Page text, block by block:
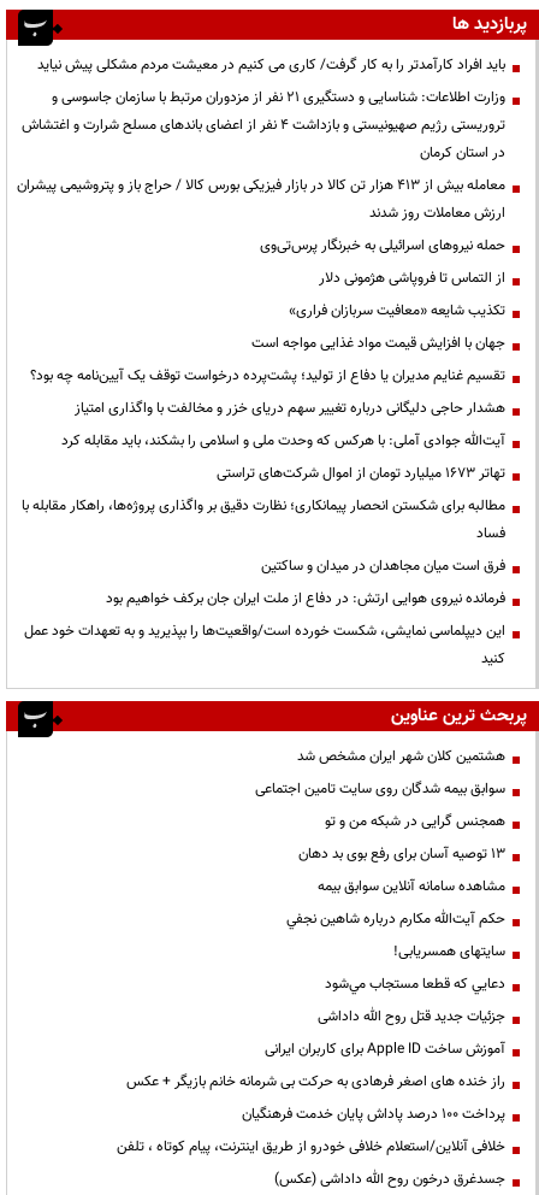
پربازدید ها
باید افراد کارآمدتر را به کار گرفت/ کاری می کنیم در معیشت مردم مشکلی پیش نیاید
وزارت اطلاعات: شناسایی و دستگیری ۲۱ نفر از مزدوران مرتبط با سازمان جاسوسی و
تروریستی رژیم صهیونیستی و بازداشت ۴ نفر از اعضای باندهای مسلح شرارت و اغتشاش
در استان کرمان
معامله بیش از ۴۱۳ هزار تن کالا در بازار فیزیکی بورس کالا / حراج باز و پتروشیمی پیشران
ارزش معاملات روز شدند
حمله نیروهای اسرائیلی به خبرنگار پرس‌تی‌وی
از التماس تا فروپاشی هژمونی دلار
تکذیب شایعه «معافیت سربازان فراری»
جهان با افزایش قیمت مواد غذایی مواجه است
تقسیم غنایم مدیران یا دفاع از تولید؛ پشت‌پرده درخواست توقف یک آیین‌نامه چه بود؟
هشدار حاجی دلیگانی درباره تغییر سهم دریای خزر و مخالفت با واگذاری امتیاز
آیت‌الله جوادی آملی: با هرکس که وحدت ملی و اسلامی را بشکند، باید مقابله کرد
تهاتر ۱۶۷۳ میلیارد تومان از اموال شرکت‌های تراستی
مطالبه برای شکستن انحصار پیمانکاری؛ نظارت دقیق بر واگذاری پروژه‌ها، راهکار مقابله با
فساد
فرق است میان مجاهدان در میدان و ساکتین
فرمانده نیروی هوایی ارتش: در دفاع از ملت ایران جان برکف خواهیم بود
این دیپلماسی نمایشی، شکست خورده است/واقعیت‌ها را بپذیرید و به تعهدات خود عمل
کنید
پربحث ترین عناوین
هشتمین کلان شهر ایران مشخص شد
سوابق بیمه شدگان روی سایت تامین اجتماعی
همجنس گرایی در شبکه من و تو
13 توصیه آسان برای رفع بوی بد دهان
مشاهده سامانه آنلاين سوابق بیمه
حكم آيت‌الله مكارم درباره شاهين نجفي
سایتهای همسریابی!
دعايي كه قطعا مستجاب مي‌شود
جزئیات جدید قتل روح الله داداشی
آموزش ساخت Apple ID برای کاربران ایرانی
راز خنده های اصغر فرهادی به حرکت بی شرمانه خانم بازیگر + عکس
پرداخت ۱۰۰ درصد پاداش پایان خدمت فرهنگیان
خلافی آنلاین/استعلام خلافی خودرو از طریق اینترنت، پیام کوتاه ، تلفن
جسدغرق درخون روح الله داداشی (عکس)